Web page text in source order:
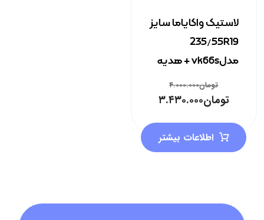
لاستیک واکایاما سایز
235/55R19
مدلvk66s + هدیه
تومان۴.۰۰۰.۰۰۰
تومان۳.۴۳۰.۰۰۰
اطلاعات بیشتر